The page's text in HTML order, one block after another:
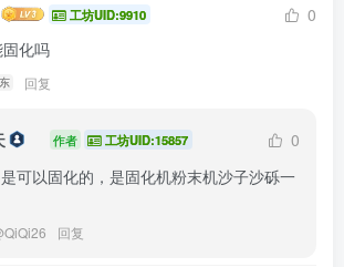
工坊UID:9910
0
化吗
回复
作者 工坊UID:15857
0
可以固化的，是固化机粉末机沙子沙砾一
QiQi26 回复